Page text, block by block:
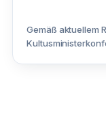
Gemäß aktuellem